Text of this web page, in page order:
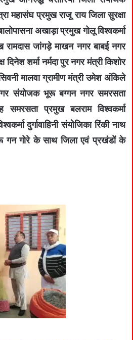
महासंघ प्रमुख राजू राय जिला सुरक्षा
अखाड़ा प्रमुख गोलू विश्वकर्मा
जांगड़े माखन नगर बाबई नगर
दिनेश शर्मा नर्मदा पुर नगर मंत्री किशोर
मालवा ग्रामीण मंत्री उमेश अंकिले
संयोजक भूरू बग्गन नगर समरसता
प्रमुख बलराम विश्वकर्मा
दुर्गावाहिनी संयोजिका रिंकी नाथ
गन गोरे के साथ जिला एवं प्रखंडों के